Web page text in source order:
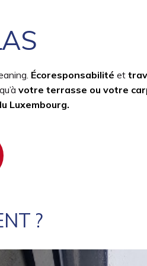
Écoresponsabilité et
votre terrasse ou votre
Luxembourg.
?